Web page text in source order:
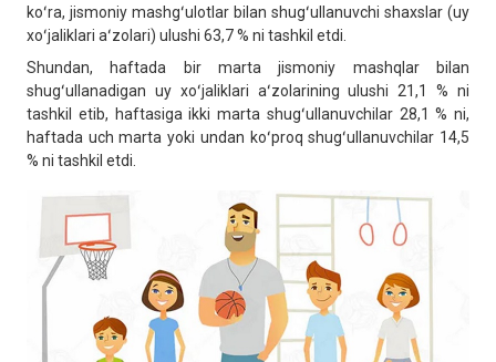
koʻra, jismoniy mashgʻulotlar bilan shugʻullanuvchi shaxslar (uy
xoʻjaliklari aʻzolari) ulushi 63,7 % ni tashkil etdi.
Shundan, haftada bir marta jismoniy mashqlar bilan
shugʻullanadigan uy xoʻjaliklari aʻzolarining ulushi 21,1 % ni
tashkil etib, haftasiga ikki marta shugʻullanuvchilar 28,1 % ni,
haftada uch marta yoki undan koʻproq shugʻullanuvchilar 14,5
% ni tashkil etdi.